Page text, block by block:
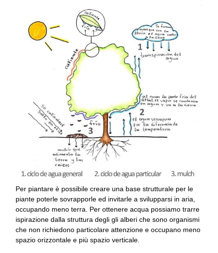
Per piantare è possibile creare una base strutturale per le
piante poterle sovrapporle ed invitarle a svilupparsi in aria,
occupando meno terra. Per ottenere acqua possiamo trarre
ispirazione dalla struttura degli gli alberi che sono organismi
che non richiedono particolare attenzione e occupano meno
spazio orizzontale e più spazio verticale.